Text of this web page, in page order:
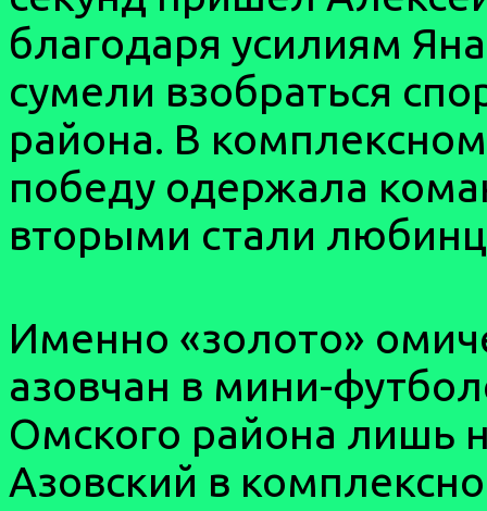
благодаря усилиям
сумели взобраться
района. В
победу одержала
вторыми стали
Именно «золото»
азовчан в мини-
Омского района лишь
Азовский в